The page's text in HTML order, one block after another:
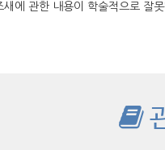
에 관한 내용이 학술적으로 잘